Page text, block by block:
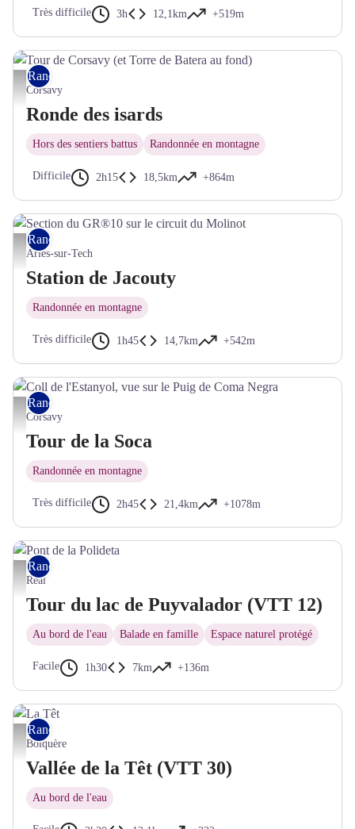
Très difficile 3h 12,1km +519m
Tour de Corsavy (et Torre de Batera au fond) - © CC Haut Vallespir
Rando VTT
Corsavy
Ronde des isards
Hors des sentiers battus Randonnée en montagne
Difficile 2h15 18,5km +864m
Section du GR®10 sur le circuit du Molinot - © CC Haut Vallespir
Rando VTT
Arles-sur-Tech
Station de Jacouty
Randonnée en montagne
Très difficile 1h45 14,7km +542m
Coll de l'Estanyol, vue sur le Puig de Coma Negra - © CC Haut Vallespir
Rando VTT
Corsavy
Tour de la Soca
Randonnée en montagne
Très difficile 2h45 21,4km +1078m
Pont de la Polideta - © CC Pyrénées Catalanes
Rando VTT
Réal
Tour du lac de Puyvalador (VTT 12)
Au bord de l'eau Balade en famille Espace naturel protégé
Facile 1h30 7km +136m
La Têt - © Bernard Frankel - CD66
Rando VTT
Bolquère
Vallée de la Têt (VTT 30)
Au bord de l'eau